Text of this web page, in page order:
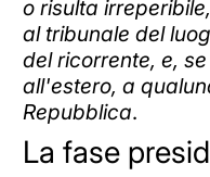
o risulta
al tribunale del
del ricorrente, e,
all'estero, a
Repubblica.
La fase